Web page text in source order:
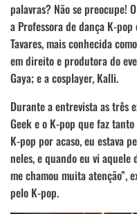
palavras? Não se preocupe!
a Professora de dança K-
Tavares, mais conhecida
em direito e produtora do
Gaya; e a cosplayer, Kalli.
Durante a entrevista as três
Geek e o K-pop que faz
K-pop por acaso, eu estava
neles, e quando eu vi
me chamou muita atenção”,
pelo K-pop.